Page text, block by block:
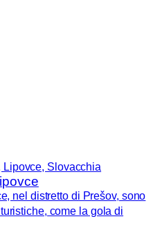
Lipovce, Slovacchia
nel distretto di Prešov, sono
come la gola di